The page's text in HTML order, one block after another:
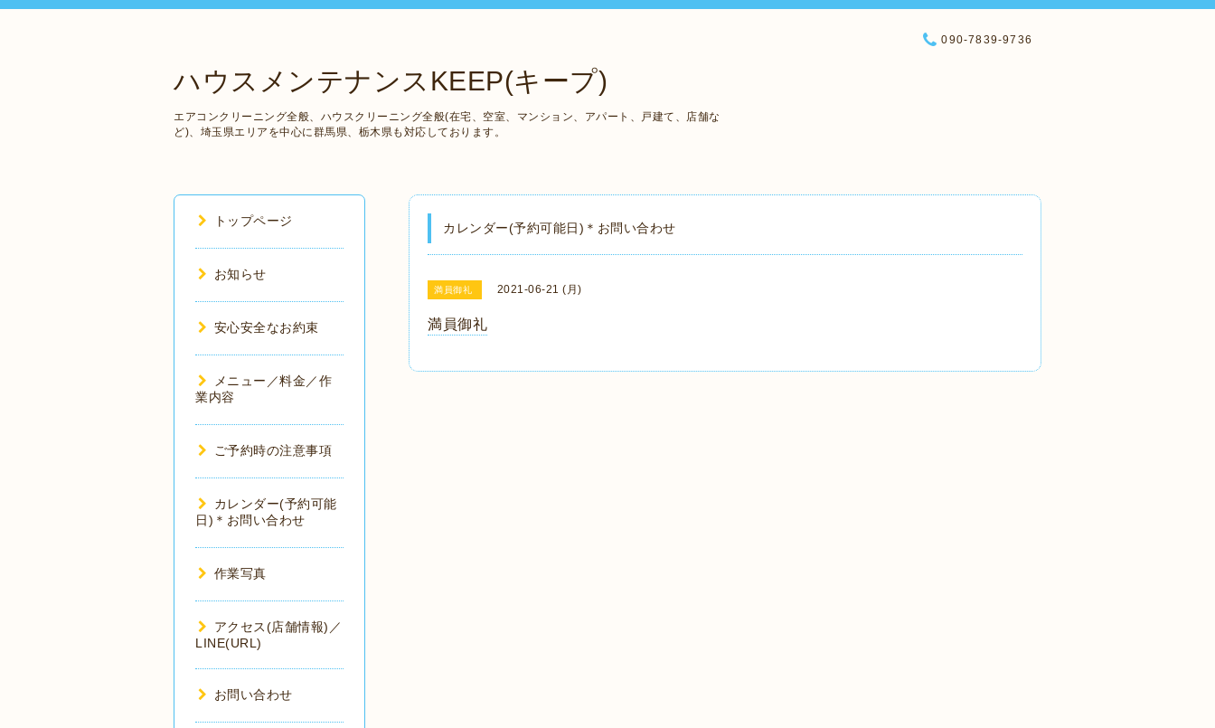
ハウスメンテナンスKEEP(キープ)
エアコンクリーニング全般、ハウスクリーニング全般(在宅、空室、マンション、アパート、戸建て、店舗な
ど)、埼玉県エリアを中心に群馬県、栃木県も対応しております。
090-7839-9736
カレンダー(予約可能日)＊お問い合わせ
満員御礼 2021-06-21 (月)
満員御礼
トップページ
お知らせ
安心安全なお約束
メニュー／料金／作
業内容
ご予約時の注意事項
カレンダー(予約可能
日)＊お問い合わせ
作業写真
アクセス(店舗情報)／
LINE(URL)
お問い合わせ